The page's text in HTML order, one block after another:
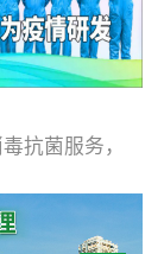
抗菌服务，